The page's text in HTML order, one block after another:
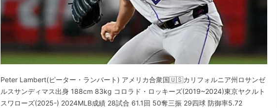
Peter Lambert(ピーター・ランバート) アメリカ合衆国🇺🇸カリフォルニア州ロサンゼ
ルスサンディマス出身 188cm 83kg コロラド・ロッキーズ(2019~2024)東京ヤクルト
スワローズ(2025-) 2024MLB成績 28試合 61.1回 50奪三振 29四球 防御率5.72